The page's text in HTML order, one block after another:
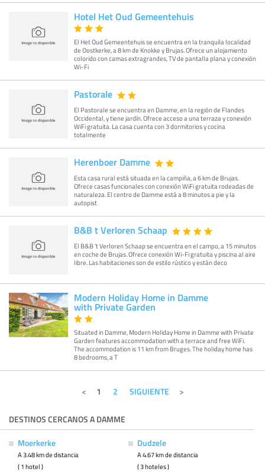
Hotel Het Oud Gemeentehuis
El Het Oud Gemeentehuis se encuentra en la tranquila localidad
de Oostkerke, a 8 km de Knokke y Brujas. Ofrece un alojamiento
colorido con camas extragrandes, TV de pantalla plana y conexión
Wi-Fi
Pastorale
El Pastorale se encuentra en Damme, en la región de Flandes
Occidental, y tiene jardín. Ofrece acceso a una terraza y conexión
WiFi gratuita. La casa cuenta con 3 dormitorios y cocina
totalmente
Herenboer Damme
Esta casa rural está situada en la campiña, a 6 km de Brujas.
Ofrece casas funcionales con conexión WiFi gratuita rodeadas de
naturaleza. El centro de Damme está a 8 minutos a pie y la
autopist
B&B t Verloren Schaap
El B&B ‘t Verloren Schaap se encuentra en el campo, a 15 minutos
en coche de Brujas. Ofrece conexión Wi-Fi gratuita y piscina al aire
libre. Las habitaciones son de estilo rústico y están deco
Modern Holiday Home in Damme
with Private Garden
Situated in Damme, Modern Holiday Home in Damme with Private
Garden features accommodation with a terrace and free WiFi.
The accommodation is 11 km from Bruges. The holiday home has
8 bedrooms, a T
1 2 SIGUIENTE
DESTINOS CERCANOS A DAMME
Moerkerke
A 3.48 km de distancia
( 1 hotel )
Dudzele
A 4.67 km de distancia
( 3 hoteles )